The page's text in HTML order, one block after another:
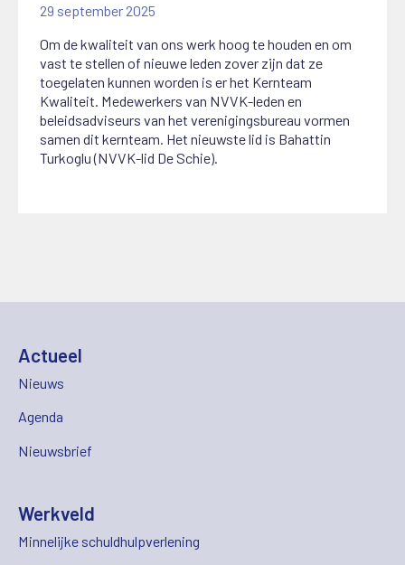
29 september 2025
Om de kwaliteit van ons werk hoog te houden en om
vast te stellen of nieuwe leden zover zijn dat ze
toegelaten kunnen worden is er het Kernteam
Kwaliteit. Medewerkers van NVVK-leden en
beleidsadviseurs van het verenigingsbureau vormen
samen dit kernteam. Het nieuwste lid is Bahattin
Turkoglu (NVVK-lid De Schie).
Actueel
Nieuws
Agenda
Nieuwsbrief
Werkveld
Minnelijke schuldhulpverlening